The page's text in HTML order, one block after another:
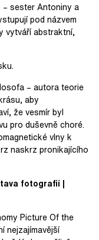
sester Antoniny a
pod názvem
vytváří abstraktní,
– autora teorie
aby
že vesmír byl
pro duševně choré.
vlny k
naskrz pronikajícího
fotografií |
Picture Of the
nejzajímavější